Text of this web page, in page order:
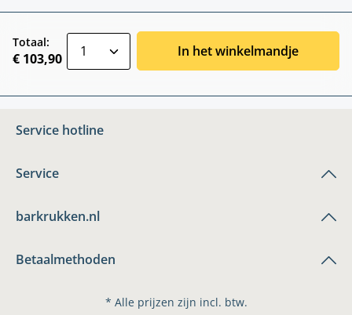
Totaal:
€ 103,90 In het winkelmandje
Service hotline
Service
barkrukken.nl
Betaalmethoden
* Alle prijzen zijn incl. btw.